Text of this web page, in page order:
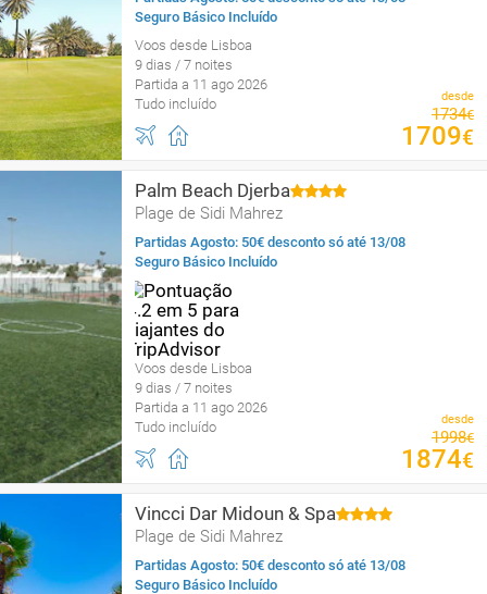
Seguro Básico Incluído
Voos desde Lisboa
9 dias / 7 noites
Partida a 11 ago 2026
Tudo incluído
desde
1734€
1709€
Palm Beach Djerba
Plage de Sidi Mahrez
Partidas Agosto: 50€ desconto só até 13/08
Seguro Básico Incluído
Voos desde Lisboa
9 dias / 7 noites
Partida a 11 ago 2026
Tudo incluído
desde
1998€
1874€
Vincci Dar Midoun & Spa
Plage de Sidi Mahrez
Partidas Agosto: 50€ desconto só até 13/08
Seguro Básico Incluído